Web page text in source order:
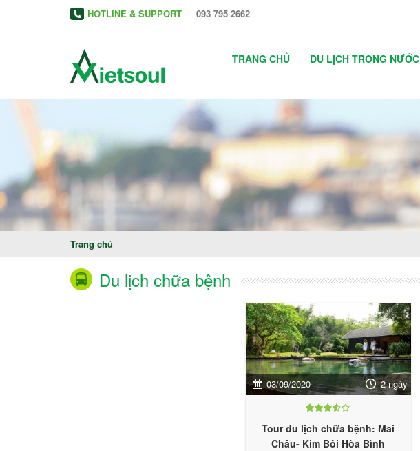
HOTLINE & SUPPORT 093 795 2662
TRANG CHỦ DU LỊCH TRONG NƯỚC
Trang chủ
Du lịch chữa bệnh
03/09/2020 2 ngày
Tour du lịch chữa bệnh: Mai
Châu- Kim Bôi Hòa Bình